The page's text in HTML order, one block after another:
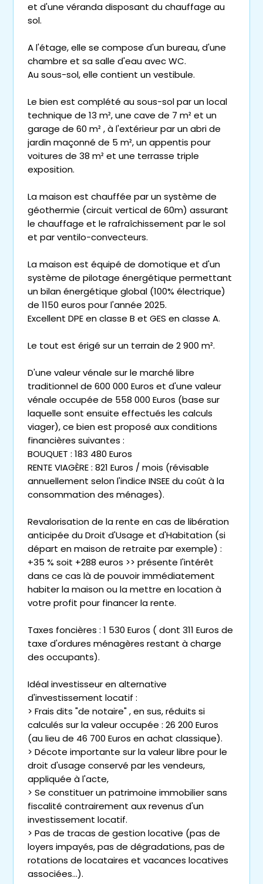
et d'une véranda disposant du chauffage au
sol.
A l'étage, elle se compose d'un bureau, d'une
chambre et sa salle d'eau avec WC.
Au sous-sol, elle contient un vestibule.
Le bien est complété au sous-sol par un local
technique de 13 m², une cave de 7 m² et un
garage de 60 m² , à l'extérieur par un abri de
jardin maçonné de 5 m², un appentis pour
voitures de 38 m² et une terrasse triple
exposition.
La maison est chauffée par un système de
géothermie (circuit vertical de 60m) assurant
le chauffage et le rafraîchissement par le sol
et par ventilo-convecteurs.
La maison est équipé de domotique et d'un
système de pilotage énergétique permettant
un bilan énergétique global (100% électrique)
de 1150 euros pour l'année 2025.
Excellent DPE en classe B et GES en classe A.
Le tout est érigé sur un terrain de 2 900 m².
D'une valeur vénale sur le marché libre
traditionnel de 600 000 Euros et d'une valeur
vénale occupée de 558 000 Euros (base sur
laquelle sont ensuite effectués les calculs
viager), ce bien est proposé aux conditions
financières suivantes :
BOUQUET : 183 480 Euros
RENTE VIAGÈRE : 821 Euros / mois (révisable
annuellement selon l'indice INSEE du coût à la
consommation des ménages).
Revalorisation de la rente en cas de libération
anticipée du Droit d'Usage et d'Habitation (si
départ en maison de retraite par exemple) :
+35 % soit +288 euros >> présente l'intérêt
dans ce cas là de pouvoir immédiatement
habiter la maison ou la mettre en location à
votre profit pour financer la rente.
Taxes foncières : 1 530 Euros ( dont 311 Euros de
taxe d'ordures ménagères restant à charge
des occupants).
Idéal investisseur en alternative
d'investissement locatif :
> Frais dits "de notaire" , en sus, réduits si
calculés sur la valeur occupée : 26 200 Euros
(au lieu de 46 700 Euros en achat classique).
> Décote importante sur la valeur libre pour le
droit d'usage conservé par les vendeurs,
appliquée à l'acte,
> Se constituer un patrimoine immobilier sans
fiscalité contrairement aux revenus d'un
investissement locatif.
> Pas de tracas de gestion locative (pas de
loyers impayés, pas de dégradations, pas de
rotations de locataires et vacances locatives
associées...).